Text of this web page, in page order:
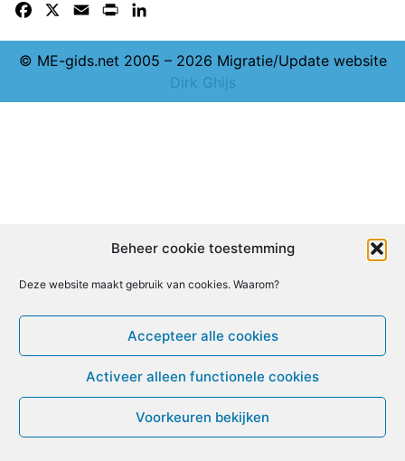
Beheer cookie toestemming
Deze website maakt gebruik van cookies. Waarom?
Accepteer alle cookies
Activeer alleen functionele cookies
Voorkeuren bekijken
Facebook Email Print
© ME-gids.net 2005 – 2026 Migratie/Update website
Dirk Ghijs